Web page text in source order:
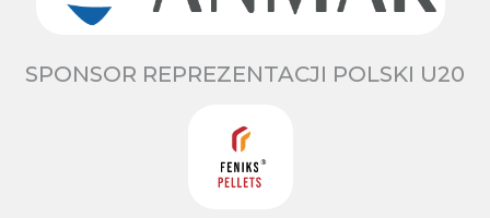
SPONSOR REPREZENTACJI POLSKI U20